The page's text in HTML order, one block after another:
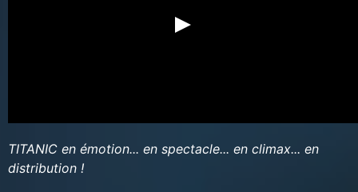
TITANIC en émotion... en spectacle... en climax... en
distribution !